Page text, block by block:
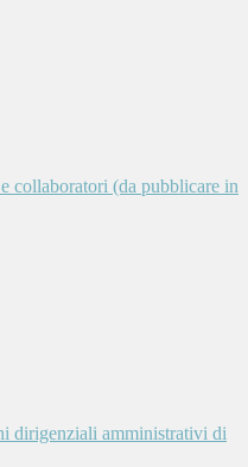
collaboratori (da pubblicare in
dirigenziali amministrativi di